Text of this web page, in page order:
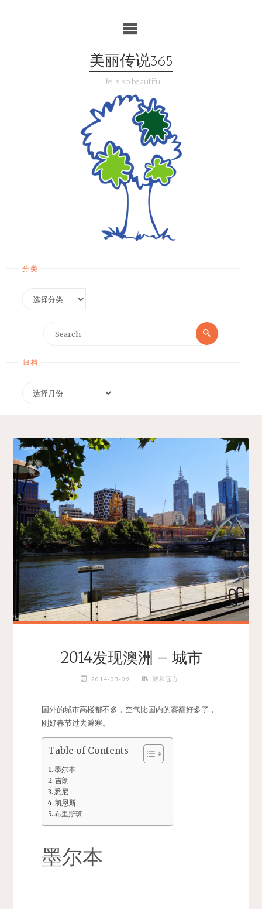
美丽传说365
Life is so beautiful
分类
Search
Search
归档
2014发现澳洲 – 城市
2014-03-09 诗和远方
国外的城市高楼都不多，空气比国内的雾霾好多了，
刚好春节过去避寒。
Table of Contents
墨尔本
吉朗
悉尼
凯恩斯
布里斯班
墨尔本